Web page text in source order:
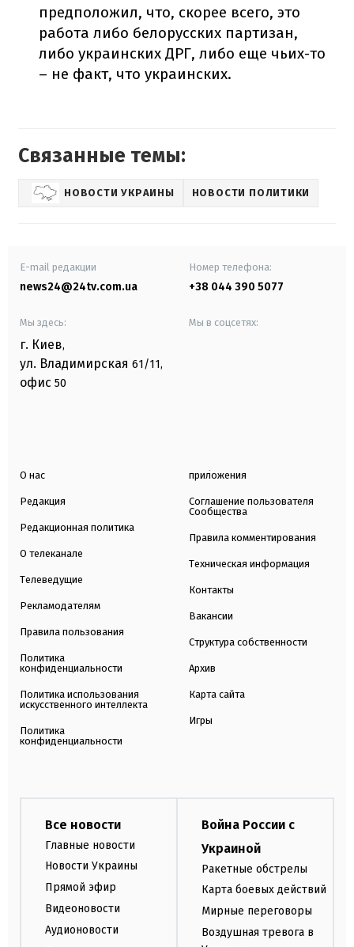
предположил, что, скорее всего, это
работа либо белорусских партизан,
либо украинских ДРГ, либо еще чьих-то
– не факт, что украинских.
Связанные темы:
НОВОСТИ УКРАИНЫ НОВОСТИ ПОЛИТИКИ
E-mail редакции
news24@24tv.com.ua
Номер телефона:
+38 044 390 5077
Мы здесь:
г. Киев,
ул. Владимирская 61/11,
офис 50
Мы в соцсетях:
О нас
Редакция
Редакционная политика
О телеканале
Телеведущие
Рекламодателям
Правила пользования
Политика
конфиденциальности
Политика использования
искусственного интеллекта
Политика
конфиденциальности
приложения
Соглашение пользователя
Сообщества
Правила комментирования
Техническая информация
Контакты
Вакансии
Структура собственности
Архив
Карта сайта
Игры
Все новости
Главные новости
Новости Украины
Прямой эфир
Видеоновости
Аудионовости
Война России с
Украиной
Ракетные обстрелы
Карта боевых действий
Мирные переговоры
Воздушная тревога в